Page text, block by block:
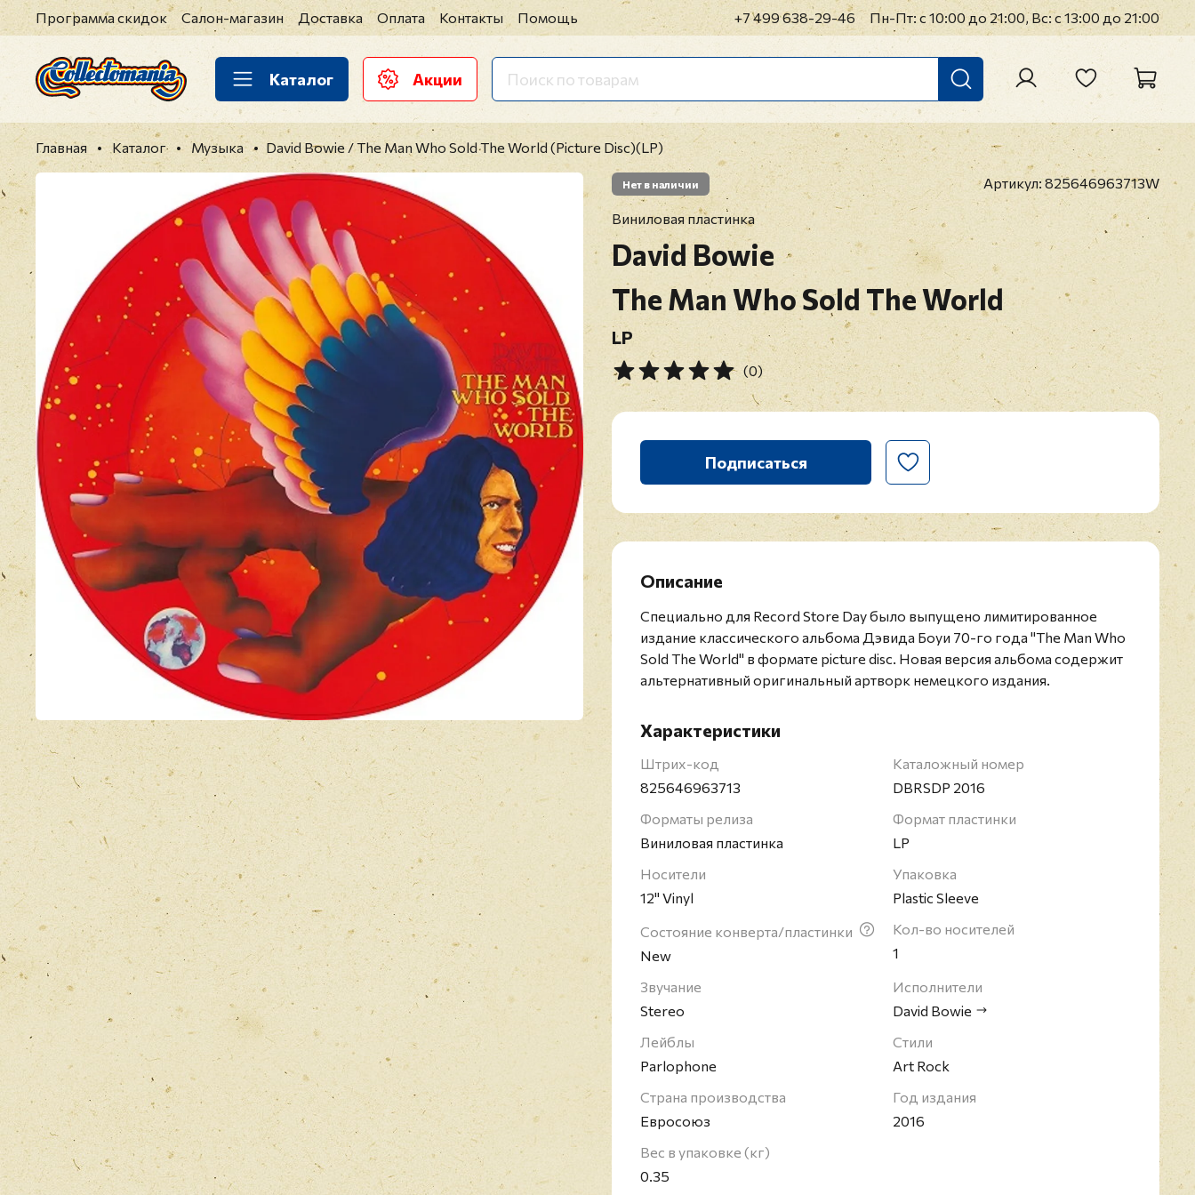
Программа скидок Салон-магазин Доставка Оплата Контакты Помощь +7 499 638-29-46 Пн-Пт: с 10:00 до 21:00, Вс: с 13:00 до 21:00
Каталог Акции
Главная Каталог Музыка David Bowie / The Man Who Sold The World (Picture Disc)(LP)
Нет в наличии Артикул: 825646963713W
Виниловая пластинка
David Bowie
The Man Who Sold The World
LP
(0)
Подписаться
Описание
Специально для Record Store Day было выпущено лимитированное
издание классического альбома Дэвида Боуи 70-го года "The Man Who
Sold The World" в формате picture disc. Новая версия альбома содержит
альтернативный оригинальный артворк немецкого издания.
Характеристики
Штрих-код
825646963713
Каталожный номер
DBRSDP 2016
Форматы релиза
Виниловая пластинка
Формат пластинки
LP
Носители
12" Vinyl
Упаковка
Plastic Sleeve
Состояние конверта/пластинки
New
Кол-во носителей
1
Звучание
Stereo
Исполнители
David Bowie
Лейблы
Parlophone
Стили
Art Rock
Страна производства
Евросоюз
Год издания
2016
Вес в упаковке (кг)
0.35